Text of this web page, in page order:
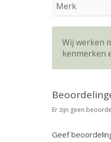
Merk
Wij werken
kenmerken
Er zijn geen
Geef